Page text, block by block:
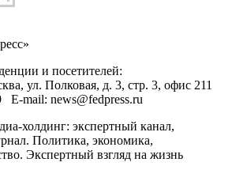
»
и посетителей:
, ул. Полковая, д. 3, стр. 3, офис 211
E-mail: news@fedpress.ru
холдинг: экспертный канал,
Политика, экономика,
Экспертный взгляд на жизнь